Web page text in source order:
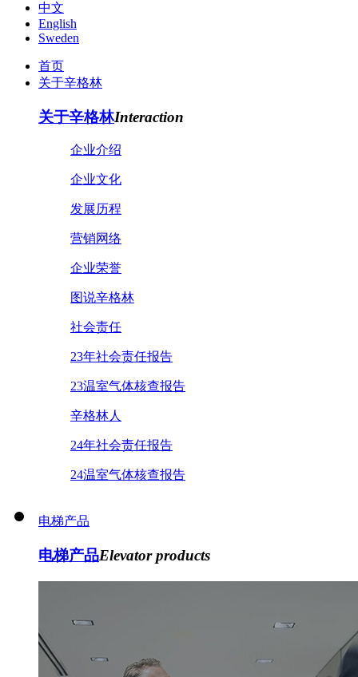
中文
English
Sweden
首页
关于辛格林
关于辛格林Interaction
企业介绍
企业文化
发展历程
营销网络
企业荣誉
图说辛格林
社会责任
23年社会责任报告
23温室气体核查报告
辛格林人
24年社会责任报告
24温室气体核查报告
电梯产品
电梯产品Elevator products